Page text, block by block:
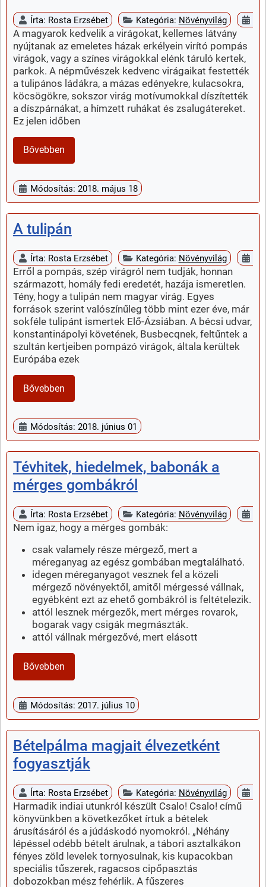
Írta: Rosta Erzsébet Kategória: Növényvilág
A magyarok kedvelik a virágokat, kellemes látvány
nyújtanak az emeletes házak erkélyein virító pompás
virágok, vagy a színes virágokkal elénk táruló kertek,
parkok. A népművészek kedvenc virágaikat festették
a tulipános ládákra, a mázas edényekre, kulacsokra,
köcsögökre, sokszor virág motívumokkal díszítették
a díszpárnákat, a hímzett ruhákat és zsalugátereket.
Ez jelen időben
Bővebben
Módosítás: 2018. május 18
A tulipán
Írta: Rosta Erzsébet Kategória: Növényvilág
Erről a pompás, szép virágról nem tudják, honnan
származott, homály fedi eredetét, hazája ismeretlen.
Tény, hogy a tulipán nem magyar virág. Egyes
források szerint valószínűleg több mint ezer éve, már
sokféle tulipánt ismertek Elő-Ázsiában. A bécsi udvar,
konstantinápolyi követének, Busbecqnek, feltűntek a
szultán kertjeiben pompázó virágok, általa kerültek
Európába ezek
Bővebben
Módosítás: 2018. június 01
Tévhitek, hiedelmek, babonák a
mérges gombákról
Írta: Rosta Erzsébet Kategória: Növényvilág
Nem igaz, hogy a mérges gombák:
csak valamely része mérgező, mert a
méreganyag az egész gombában megtalálható.
idegen méreganyagot vesznek fel a közeli
mérgező növényektől, amitől mérgessé vállnak,
egyébként ezt az ehető gombákról is feltételezik.
attól lesznek mérgezők, mert mérges rovarok,
bogarak vagy csigák megmászták.
attól vállnak mérgezővé, mert elásott
Bővebben
Módosítás: 2017. július 10
Bételpálma magjait élvezetként
fogyasztják
Írta: Rosta Erzsébet Kategória: Növényvilág
Harmadik indiai utunkról készült Csalo! Csalo! című
könyvünkben a következőket írtuk a bételek
árusításáról és a júdáskodó nyomokról. „Néhány
lépéssel odébb bételt árulnak, a tábori asztalkákon
fényes zöld levelek tornyosulnak, kis kupacokban
speciális tűszerek, ragacsos cipőpasztás
dobozokban mész fehérlik. A fűszeres